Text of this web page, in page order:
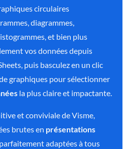
circulaires
diagrammes,
et bien plus
vos données depuis
puis basculez en un clic
graphiques pour sélectionner
la plus claire et impactante.
et conviviale de Visme,
brutes en présentations
parfaitement adaptées à tous